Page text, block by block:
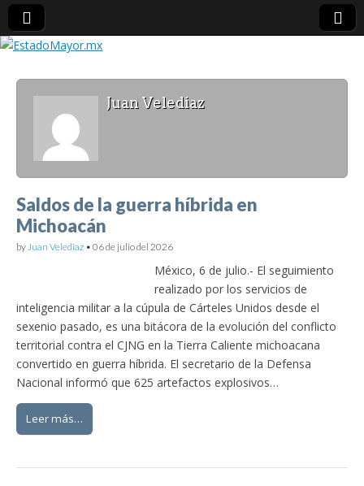
EstadoMayor.mx
Blog de información militar y de Seguridad Nacional
Juan Velediaz
Saldos de la guerra híbrida en
Michoacán
byJuan Velediaz • 06 de julio del 2026
México, 6 de julio.- El seguimiento
realizado por los servicios de
inteligencia militar a la cúpula de Cárteles Unidos desde el
sexenio pasado, es una bitácora de la evolución del conflicto
territorial contra el CJNG en la Tierra Caliente michoacana
convertido en guerra híbrida. El secretario de la Defensa
Nacional informó que 625 artefactos explosivos…
Leer más…